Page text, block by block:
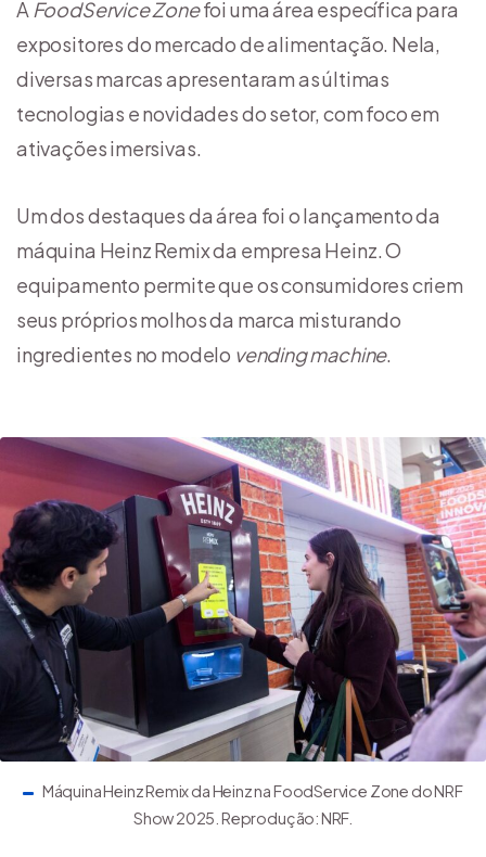
A FoodService Zonefoi uma área específica para
expositores do mercado de alimentação. Nela,
diversas marcas apresentaram as últimas
tecnologias e novidades do setor, com foco em
ativações imersivas.
Um dos destaques da área foi o lançamento da
máquina Heinz Remix da empresa Heinz. O
equipamento permite que os consumidores criem
seus próprios molhos da marca misturando
ingredientes no modelo vending machine.
Máquina Heinz Remix da Heinz na FoodService Zone do NRF
Show 2025. Reprodução: NRF.